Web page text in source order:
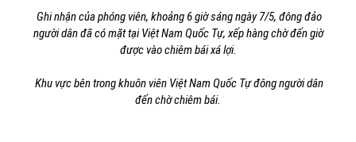
Ghi nhận của phóng viên, khoảng 6 giờ sáng ngày 7/5, đông đảo
người dân đã có mặt tại Việt Nam Quốc Tự, xếp hàng chờ đến giờ
được vào chiêm bái xá lợi.
Khu vực bên trong khuôn viên Việt Nam Quốc Tự đông người dân
đến chờ chiêm bái.